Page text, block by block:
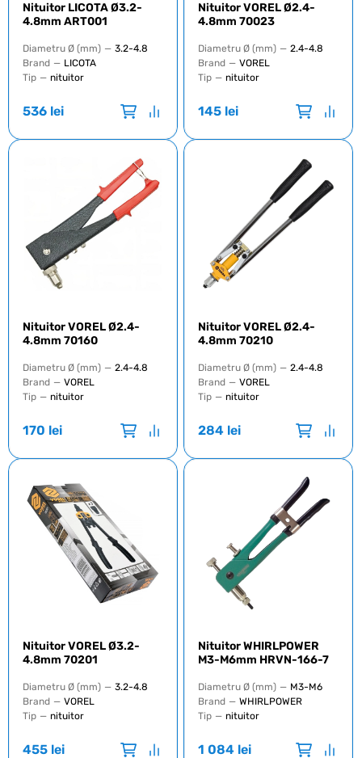
Nituitor LICOTA Ø3.2-
4.8mm ART001
Diametru Ø (mm) — 3.2-4.8
Brand — LICOTA
Tip — nituitor
536 lei
Nituitor VOREL Ø2.4-
4.8mm 70023
Diametru Ø (mm) — 2.4-4.8
Brand — VOREL
Tip — nituitor
145 lei
Nituitor VOREL Ø2.4-
4.8mm 70160
Diametru Ø (mm) — 2.4-4.8
Brand — VOREL
Tip — nituitor
170 lei
Nituitor VOREL Ø2.4-
4.8mm 70210
Diametru Ø (mm) — 2.4-4.8
Brand — VOREL
Tip — nituitor
284 lei
Nituitor VOREL Ø3.2-
4.8mm 70201
Diametru Ø (mm) — 3.2-4.8
Brand — VOREL
Tip — nituitor
455 lei
Nituitor WHIRLPOWER
M3-M6mm HRVN-166-7
Diametru Ø (mm) — M3-M6
Brand — WHIRLPOWER
Tip — nituitor
1 084 lei